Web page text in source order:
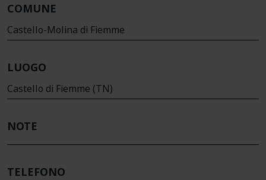
COMUNE
Castello-Molina di Fiemme
LUOGO
Castello di Fiemme (TN)
NOTE
TELEFONO